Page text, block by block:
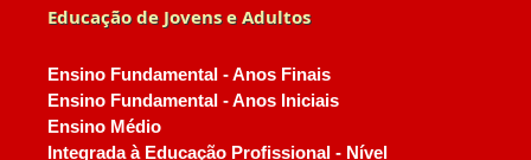
Educação de Jovens e Adultos
Ensino Fundamental - Anos Finais
Ensino Fundamental - Anos Iniciais
Ensino Médio
Integrada à Educação Profissional - Nível